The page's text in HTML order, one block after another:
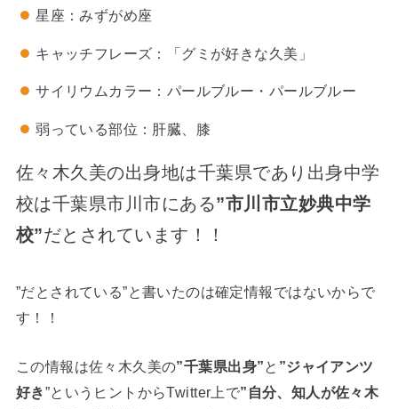
星座：みずがめ座
キャッチフレーズ：「グミが好きな久美」
サイリウムカラー：パールブルー・パールブルー
弱っている部位：肝臓、膝
佐々木久美の出身地は千葉県であり出身中学
校は千葉県市川市にある”市川市立妙典中学
校”だとされています！！
”だとされている”と書いたのは確定情報ではないからで
す！！
この情報は佐々木久美の”千葉県出身”と ”ジャイアンツ
好き”というヒントからTwitter上で”自分、知人が佐々木